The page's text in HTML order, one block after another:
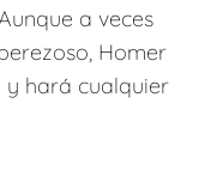
a veces
Homer
y hará cualquier